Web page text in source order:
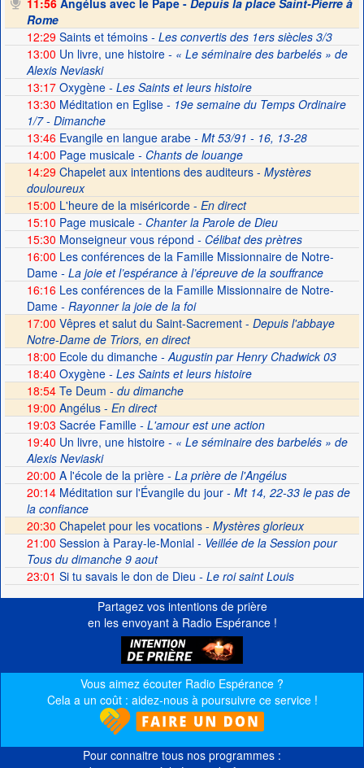
11:56Angélus avec le Pape - Depuis la place Saint-Pierre à
Rome
12:29Saints et témoins- Les convertis des 1ers siècles 3/3
13:00 Un livre, une histoire- « Le séminaire des barbelés » de
Alexis Neviaski
13:17Oxygène- Les Saints et leurs histoire
13:30 Méditation en Eglise- 19e semaine du Temps Ordinaire
1/7 - Dimanche
13:46Evangile en langue arabe- Mt 53/91 - 16, 13-28
14:00 Page musicale- Chants de louange
14:29 Chapelet aux intentions des auditeurs - Mystères
douloureux
15:00 L'heure de la miséricorde - En direct
15:10 Page musicale- Chanter la Parole de Dieu
15:30 Monseigneur vous répond - Célibat des prètres
16:00 Les conférences de la Famille Missionnaire de Notre-
Dame- La joie et l’espérance à l’épreuve de la souffrance
16:16Les conférences de la Famille Missionnaire de Notre-
Dame- Rayonner la joie de la foi
17:00 Vêpres et salut du Saint-Sacrement - Depuis l'abbaye
Notre-Dame de Triors, en direct
18:00 Ecole du dimanche- Augustin par Henry Chadwick 03
18:40 Oxygène- Les Saints et leurs histoire
18:54Te Deum - du dimanche
19:00 Angélus - En direct
19:03 Sacrée Famille- L'amour est une action
19:40 Un livre, une histoire- « Le séminaire des barbelés » de
Alexis Neviaski
20:00 A l'école de la prière- La prière de l'Angélus
20:14Méditation sur l'Évangile du jour- Mt 14, 22-33 le pas de
la confiance
20:30 Chapelet pour les vocations - Mystères glorieux
21:00 Session à Paray-le-Monial- Veillée de la Session pour
Tous du dimanche 9 aout
23:01 Si tu savais le don de Dieu - Le roi saint Louis
Partagez vos intentions de prière
en les envoyant à Radio Espérance !
Vous aimez écouter Radio Espérance ?
Cela a un coût : aidez-nous à poursuivre ce service !
Pour connaitre tous nos programmes :